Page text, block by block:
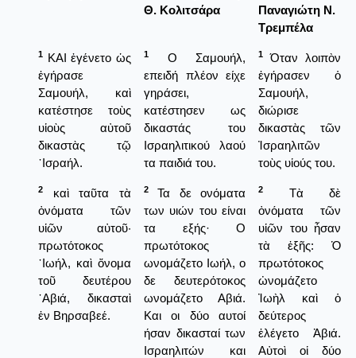
Θ. Κολιτσάρα
Παναγιώτη Ν.
Τρεμπέλα
1 ΚΑΙ ἐγένετο ὡς
ἐγήρασε
Σαμουήλ, καὶ
κατέστησε τοὺς
υἱοὺς αὐτοῦ
δικαστὰς τῷ
᾿Ισραήλ.
1
Ο Σαμουήλ,
επειδή πλέον είχε
γηράσει,
κατέστησεν ως
δικαστάς του
Ισραηλιτικού λαού
τα παιδιά του.
1
Όταν λοιπὸν
ἐγήρασεν ὁ
Σαμουήλ,
διώρισε
δικαστὰς τῶν
Ἰσραηλιτῶν
τοὺς υἱούς του.
2
καὶ ταῦτα τὰ
ὀνόματα τῶν
υἱῶν αὐτοῦ·
πρωτότοκος
᾿Ιωήλ, καὶ ὄνομα
τοῦ δευτέρου
᾿Αβιά, δικασταὶ
ἐν Βηρσαβεέ.
2
Τα δε ονόματα
των υιών του είναι
τα εξής· Ο
πρωτότοκος
ωνομάζετο Ιωήλ, ο
δε δευτερότοκος
ωνομάζετο Αβιά.
Και οι δύο αυτοί
ήσαν δικασταί των
Ισραηλιτών και
2
Τὰ δὲ
ὀνόματα τῶν
υἱῶν του ἦσαν
τὰ ἑξῆς: Ὁ
πρωτότοκος
ὠνομάζετο
Ἰωὴλ καὶ ὁ
δεύτερος
ἐλέγετο Ἀβιά.
Αὐτοὶ οἱ δύο